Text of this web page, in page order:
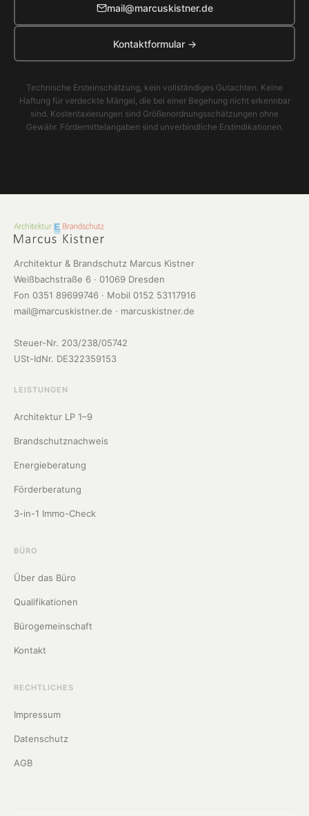
mail@marcuskistner.de
Kontaktformular →
Technische Ersteinschätzung, kein vollständiges Gutachten. Keine
Haftung für verdeckte Mängel, die bei einer Begehung nicht erkennbar
sind. Kostentaxierungen sind Größenordnungsschätzungen ohne
Gewähr. Fördermittelangaben sind unverbindliche Erstindikationen.
Architektur & Brandschutz Marcus Kistner
Weißbachstraße 6 · 01069 Dresden
Fon 0351 89699746 · Mobil 0152 53117916
mail@marcuskistner.de · marcuskistner.de
Steuer-Nr. 203/238/05742
USt-IdNr. DE322359153
LEISTUNGEN
Architektur LP 1–9
Brandschutznachweis
Energieberatung
Förderberatung
3-in-1 Immo-Check
BÜRO
Über das Büro
Qualifikationen
Bürogemeinschaft
Kontakt
RECHTLICHES
Impressum
Datenschutz
AGB